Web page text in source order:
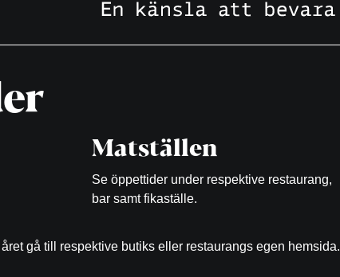
Matställen
Se öppettider under respektive restaurang,
bar samt fikaställe.
gå till respektive butiks eller restaurangs egen hemsida.